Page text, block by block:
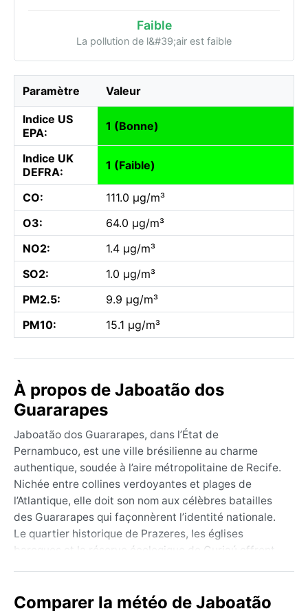
Faible
La pollution de l&#39;air est faible
Paramètre Valeur
Indice US
EPA:
1 (Bonne)
Indice UK
DEFRA:
1 (Faible)
CO:
111.0 µg/m³
O3:
64.0 µg/m³
NO2:
1.4 µg/m³
SO2:
1.0 µg/m³
PM2.5:
9.9 µg/m³
PM10:
15.1 µg/m³
À propos de Jaboatão dos
Guararapes
Jaboatão dos Guararapes, dans l’État de
Pernambuco, est une ville brésilienne au charme
authentique, soudée à l’aire métropolitaine de Recife.
Nichée entre collines verdoyantes et plages de
l’Atlantique, elle doit son nom aux célèbres batailles
des Guararapes qui façonnèrent l’identité nationale.
Le quartier historique de Prazeres, les églises
baroques et la réserve écologique de Gurjaú offrent
tandis que les marchés regorgent de fruits tropicaux
Comparer la météo de Jaboatão